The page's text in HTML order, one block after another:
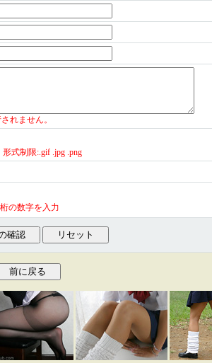
れません。
式制限:.gif .jpg .png
桁の数字を入力